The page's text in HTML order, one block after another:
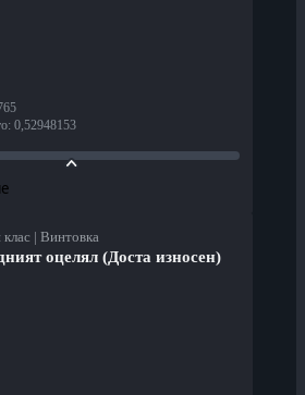
: 0,52948153
| Винтовка
оцелял (Доста износен)